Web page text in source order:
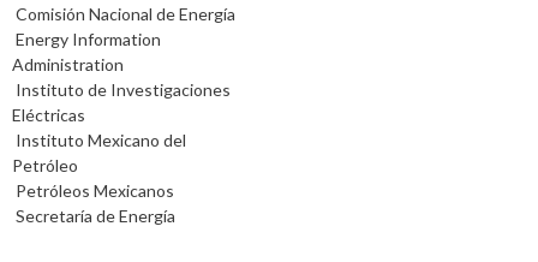
Comisión Nacional de Energía
Energy Information
Administration
Instituto de Investigaciones
Eléctricas
Instituto Mexicano del
Petróleo
Petróleos Mexicanos
Secretaría de Energía